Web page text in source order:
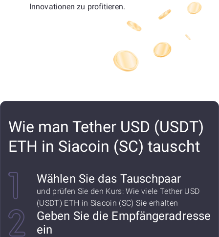
Innovationen zu profitieren.
Wie man Tether USD (USDT)
ETH in Siacoin (SC) tauscht
Wählen Sie das Tauschpaar
und prüfen Sie den Kurs: Wie viele Tether USD
(USDT) ETH in Siacoin (SC) Sie erhalten
Geben Sie die Empfängeradresse
ein